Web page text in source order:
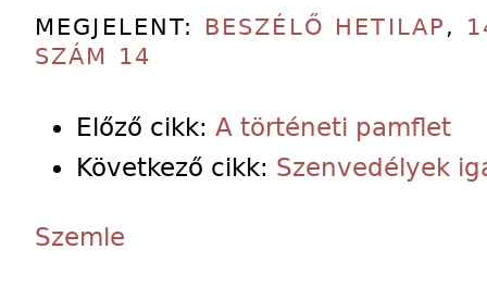
MEGJELENT: BESZÉLŐ HETILAP ,
SZÁM 14
Előző cikk: A történeti pamflet
Következő cikk: Szenvedélyek
Szemle